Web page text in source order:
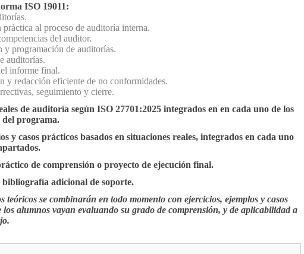
ISO 19011:
al proceso de auditoría interna.
del auditor.
y programación de auditorías.
auditorías.
informe final.
y redacción eficiente de no conformidades.
seguimiento y cierre.
de auditoría según ISO 27701:2025 integrados en en cada uno de los
del programa.
y casos prácticos basados en situaciones reales, integrados en cada uno
de comprensión o proyecto de ejecución final.
adicional de soporte.
teóricos se combinarán en todo momento con ejercicios, ejemplos y casos
los alumnos vayan evaluando su grado de comprensión, y de aplicabilidad a